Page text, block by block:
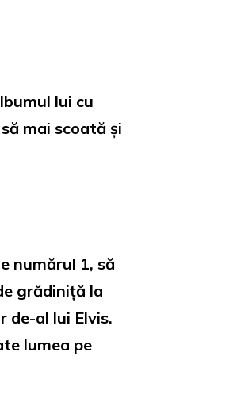
lui cu
mai scoată și
numărul 1, să
grădiniță la
de-al lui Elvis.
lumea pe